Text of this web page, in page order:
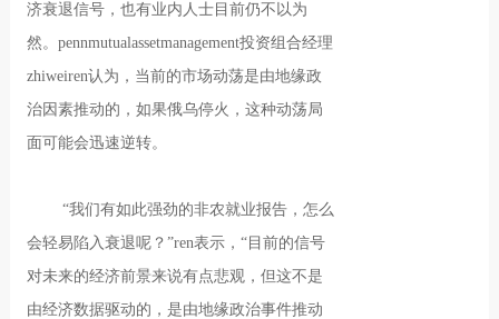
济衰退信号，也有业内人士目前仍不以为
然。pennmutualassetmanagement投资组合经理
zhiweiren认为，当前的市场动荡是由地缘政
治因素推动的，如果俄乌停火，这种动荡局
面可能会迅速逆转。
“我们有如此强劲的非农就业报告，怎么
会轻易陷入衰退呢？”ren表示，“目前的信号
对未来的经济前景来说有点悲观，但这不是
由经济数据驱动的，是由地缘政治事件推动